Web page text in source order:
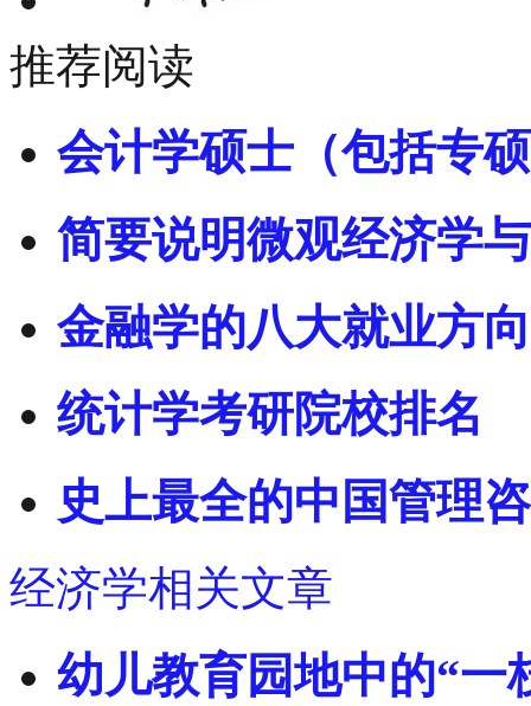
推荐阅读
会计学硕士（包括专
简要说明微观经济学
金融学的八大就业方
统计学考研院校排名
史上最全的中国管理
经济学相关文章
幼儿教育园地中的“